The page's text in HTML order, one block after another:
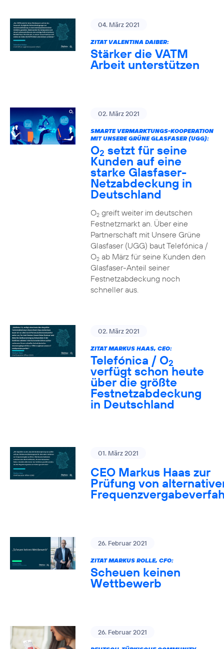
04. März 2021
ZITAT VALENTINA DAIBER:
Stärker die VATM
Arbeit unterstützen
02. März 2021
SMARTE VERMARKTUNGS-KOOPERATION
MIT UNSERE GRÜNE GLASFASER (UGG):
O2 setzt für seine
Kunden auf eine
starke Glasfaser-
Netzabdeckung in
Deutschland
O2greift weiter im deutschen
Festnetzmarkt an. Über eine
Partnerschaft mit Unsere Grüne
Glasfaser (UGG) baut Telefónica /
O2ab März für seine Kunden den
Glasfaser-Anteil seiner
Festnetzabdeckung noch
schneller aus.
02. März 2021
ZITAT MARKUS HAAS, CEO:
Telefónica / O2
verfügt schon heute
über die größte
Festnetzabdeckung
in Deutschland
01. März 2021
CEO Markus Haas zur
Prüfung von
26. Februar 2021
ZITAT MARKUS ROLLE, CFO:
Scheuen keinen
Wettbewerb
26. Februar 2021